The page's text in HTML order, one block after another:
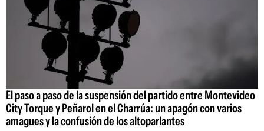
El paso a paso de la suspensión del partido entre Montevideo
City Torque y Peñarol en el Charrúa: un apagón con varios
amagues y la confusión de los altoparlantes